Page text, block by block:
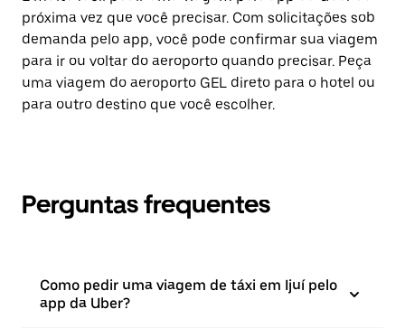
próxima vez que você precisar. Com solicitações sob
demanda pelo app, você pode confirmar sua viagem
para ir ou voltar do aeroporto quando precisar. Peça
uma viagem do aeroporto GEL direto para o hotel ou
para outro destino que você escolher.
Perguntas frequentes
Como pedir uma viagem de táxi em Ijuí pelo
app da Uber?